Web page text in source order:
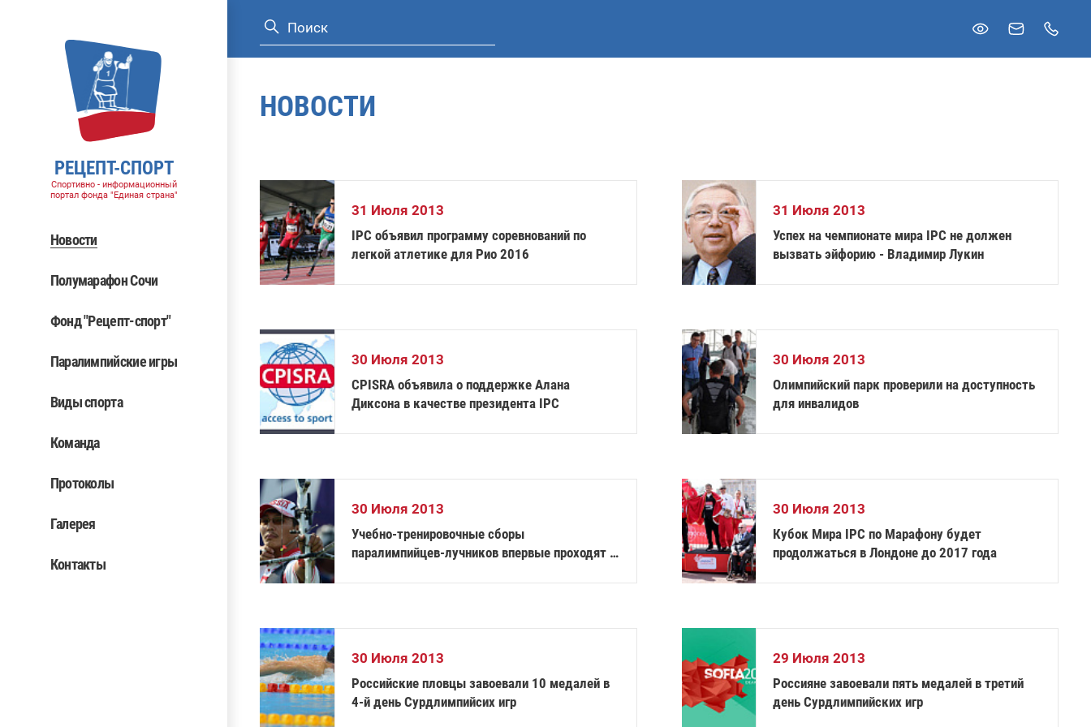
РЕЦЕПТ-СПОРТ
Спортивно - информационный
портал фонда "Единая страна"
Новости
Полумарафон Сочи
Фонд "Рецепт-спорт"
Паралимпийские игры
Виды спорта
Команда
Протоколы
Галерея
Контакты
НОВОСТИ
31 Июля 2013
IPC объявил программу соревнований по
легкой атлетике для Рио 2016
31 Июля 2013
Успех на чемпионате мира IPC не должен
вызвать эйфорию - Владимир Лукин
30 Июля 2013
CPISRA объявила о поддержке Алана
Диксона в качестве президента IPC
30 Июля 2013
Олимпийский парк проверили на доступность
для инвалидов
30 Июля 2013
Учебно-тренировочные сборы
паралимпийцев-лучников впервые проходят в
30 Июля 2013
Кубок Мира IPC по Марафону будет
продолжаться в Лондоне до 2017 года
30 Июля 2013
Российские пловцы завоевали 10 медалей в
4-й день Сурдлимпийсих игр
29 Июля 2013
Россияне завоевали пять медалей в третий
день Сурдлимпийских игр